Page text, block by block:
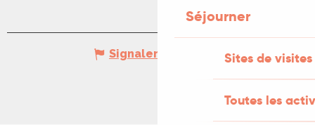
Séjourner
Sites de visites
Toutes les
Signaler une erreur